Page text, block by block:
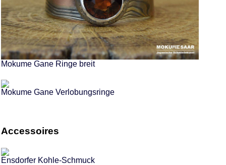
Mokume Gane Ringe breit
Mokume Gane Verlobungsringe
Accessoires
Ensdorfer Kohle-Schmuck